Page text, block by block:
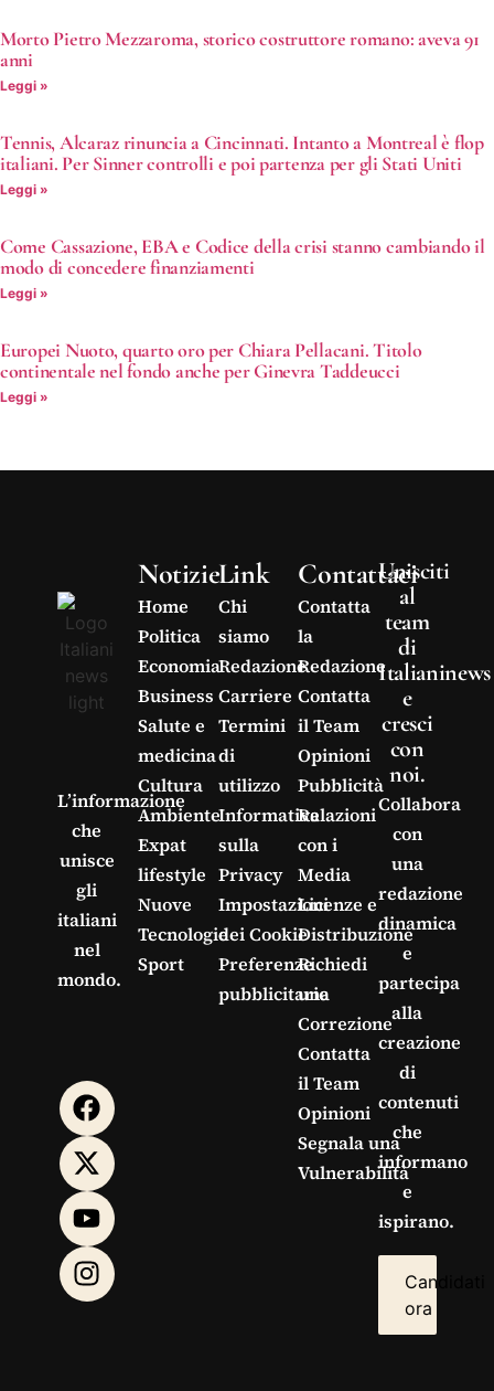
Morto Pietro Mezzaroma, storico costruttore romano: aveva 91
anni
Leggi »
Tennis, Alcaraz rinuncia a Cincinnati. Intanto a Montreal è flop
italiani. Per Sinner controlli e poi partenza per gli Stati Uniti
Leggi »
Come Cassazione, EBA e Codice della crisi stanno cambiando il
modo di concedere finanziamenti
Leggi »
Europei Nuoto, quarto oro per Chiara Pellacani. Titolo
continentale nel fondo anche per Ginevra Taddeucci
Leggi »
L’informazione
che
unisce
gli
italiani
nel
mondo.
Notizie
Home
Politica
Economia
Business
Salute e
medicina
Cultura
Ambiente
Expat
lifestyle
Nuove
Tecnologie
Sport
Link
Chi
siamo
Redazione
Carriere
Termini
di
utilizzo
Informativa
sulla
Privacy
Impostazioni
dei Cookie
Preferenze
pubblicitarie
Contattaci
Contatta
la
Redazione
Contatta
il Team
Opinioni
Pubblicità
Relazioni
con i
Media
Licenze e
Distribuzione
Richiedi
una
Correzione
Contatta
il Team
Opinioni
Segnala una
Vulnerabilità
Unisciti
al
team
di
Italianinews
e
cresci
con
noi.
Collabora
con
una
redazione
dinamica
e
partecipa
alla
creazione
di
contenuti
che
informano
e
ispirano.
Candidati
ora